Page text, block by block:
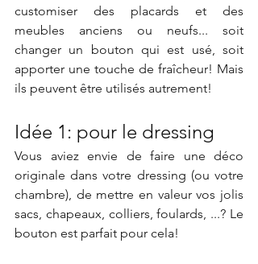
customiser des placards et des
meubles anciens ou neufs... soit
changer un bouton qui est usé, soit
apporter une touche de fraîcheur! Mais
ils peuvent être utilisés autrement!
Idée 1: pour le dressing
Vous aviez envie de faire une déco
originale dans votre dressing (ou votre
chambre), de mettre en valeur vos jolis
sacs, chapeaux, colliers, foulards, ...? Le
bouton est parfait pour cela!